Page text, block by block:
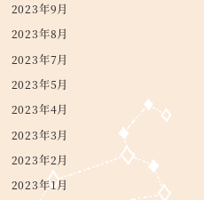
2023年9月
2023年8月
2023年7月
2023年5月
2023年4月
2023年3月
2023年2月
2023年1月